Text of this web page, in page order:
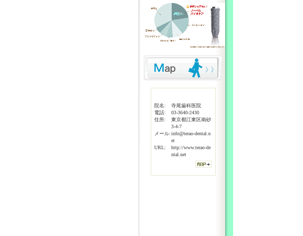
院名:
寺尾歯科医院
電話:
03-3640-2430
住所:
東京都江東区南砂
3-4-7
メール:info@terao-dental.n
et
URL:
http://www.terao-de
ntal.net